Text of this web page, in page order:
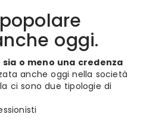
oggi.
sia o meno una credenza
anche oggi nella società
ci sono due tipologie di